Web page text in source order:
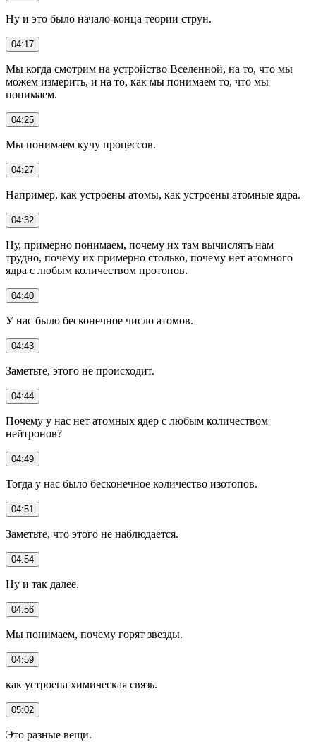
Ну и это было начало-конца теории струн.
04:17
Мы когда смотрим на устройство Вселенной, на то, что мы
можем измерить, и на то, как мы понимаем то, что мы
понимаем.
04:25
Мы понимаем кучу процессов.
04:27
Например, как устроены атомы, как устроены атомные ядра.
04:32
Ну, примерно понимаем, почему их там вычислять нам
трудно, почему их примерно столько, почему нет атомного
ядра с любым количеством протонов.
04:40
У нас было бесконечное число атомов.
04:43
Заметьте, этого не происходит.
04:44
Почему у нас нет атомных ядер с любым количеством
нейтронов?
04:49
Тогда у нас было бесконечное количество изотопов.
04:51
Заметьте, что этого не наблюдается.
04:54
Ну и так далее.
04:56
Мы понимаем, почему горят звезды.
04:59
как устроена химическая связь.
05:02
Это разные вещи.